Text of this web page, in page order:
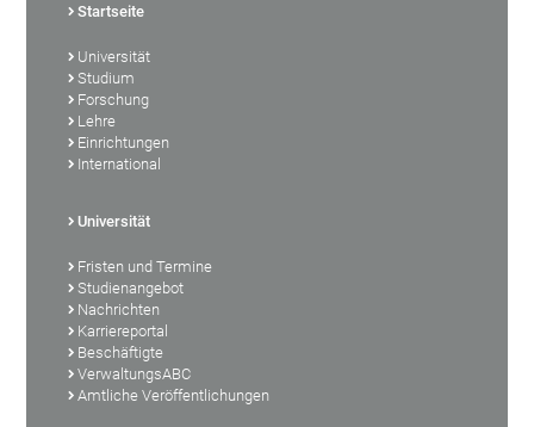
Startseite
Universität
Studium
Forschung
Lehre
Einrichtungen
International
Universität
Fristen und Termine
Studienangebot
Nachrichten
Karriereportal
Beschäftigte
VerwaltungsABC
Amtliche Veröffentlichungen